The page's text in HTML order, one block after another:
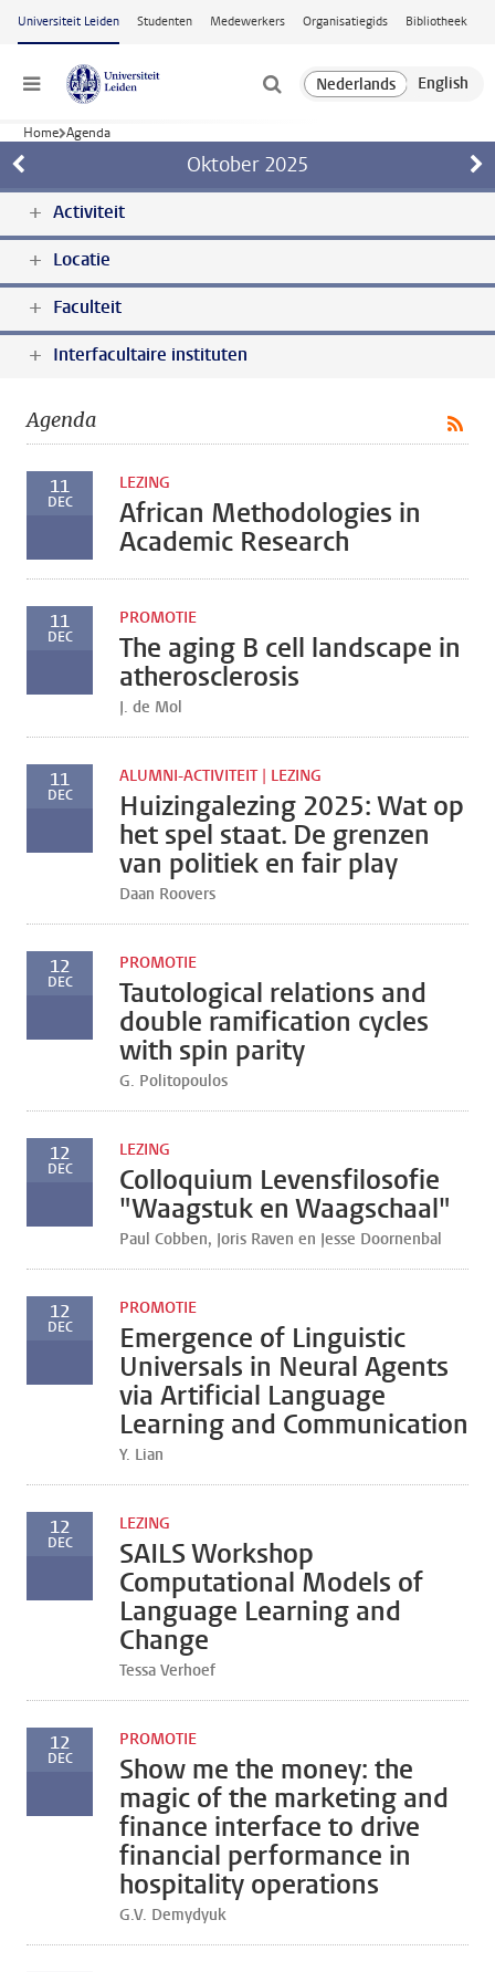
Ga naar hoofdinhoud
Universiteit Leiden Studenten Medewerkers Organisatiegids Bibliotheek
Menu
Home Agenda
Oktober 2025
Activiteit
Locatie
Faculteit
Interfacultaire instituten
Agenda
11
DEC
LEZING
African Methodologies in
Academic Research
11
DEC
PROMOTIE
The aging B cell landscape in
atherosclerosis
J. de Mol
11
DEC
ALUMNI-ACTIVITEIT | LEZING
Huizingalezing 2025: Wat op
het spel staat. De grenzen
van politiek en fair play
Daan Roovers
12
DEC
PROMOTIE
Tautological relations and
double ramification cycles
with spin parity
G. Politopoulos
12
DEC
LEZING
Colloquium Levensfilosofie
"Waagstuk en Waagschaal"
Paul Cobben, Joris Raven en Jesse Doornenbal
12
DEC
PROMOTIE
Emergence of Linguistic
Universals in Neural Agents
via Artificial Language
Learning and Communication
Y. Lian
12
DEC
LEZING
SAILS Workshop
Computational Models of
Language Learning and
Change
Tessa Verhoef
12
DEC
PROMOTIE
Show me the money: the
magic of the marketing and
finance interface to drive
financial performance in
hospitality operations
G.V. Demydyuk